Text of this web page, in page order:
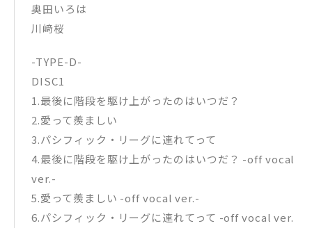
奥田いろは
川﨑桜
-TYPE-D-
DISC1
1.最後に階段を駆け上がったのはいつだ？
2.愛って羨ましい
3.パシフィック・リーグに連れてって
4.最後に階段を駆け上がったのはいつだ？ -off vocal
ver.-
5.愛って羨ましい -off vocal ver.-
6.パシフィック・リーグに連れてって -off vocal ver.